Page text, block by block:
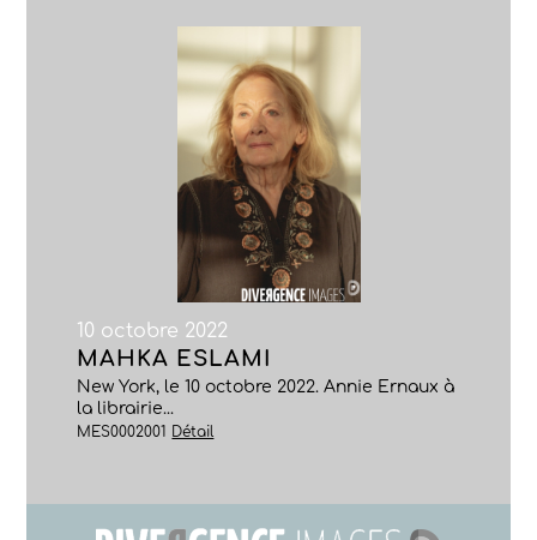
10 octobre 2022
MAHKA ESLAMI
New York, le 10 octobre 2022. Annie Ernaux à
la librairie...
MES0002001 Détail